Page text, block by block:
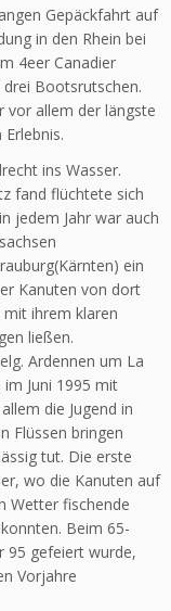
Gepäckfahrt auf
in den Rhein bei
4eer Canadier
Bootsrutschen.
vor allem der längste
ins Wasser.
fand flüchtete sich
jedem Jahr war auch
ein
Kanuten von dort
mit ihrem klaren
ließen.
Ardennen um La
Juni 1995 mit
die Jugend in
Flüssen bringen
tut. Die erste
wo die Kanuten auf
Wetter fischende
Beim 65-
95 gefeiert wurde,
Vorjahre